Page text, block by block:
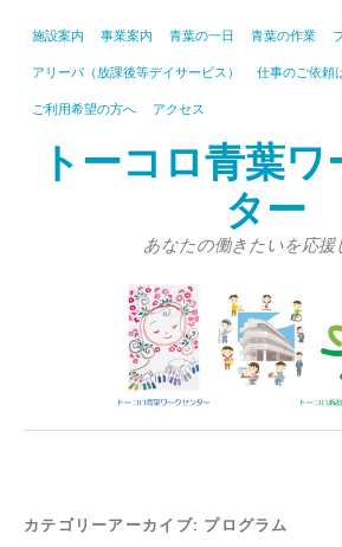
施設案内 事業案内 青葉の一日 青葉の作業
アリーバ（放課後等デイサービス） 仕事のご依頼
ご利用希望の方へ アクセス
トーコロ青葉
ター
あなたの働きたいを応援
カテゴリーアーカイブ: プログラム